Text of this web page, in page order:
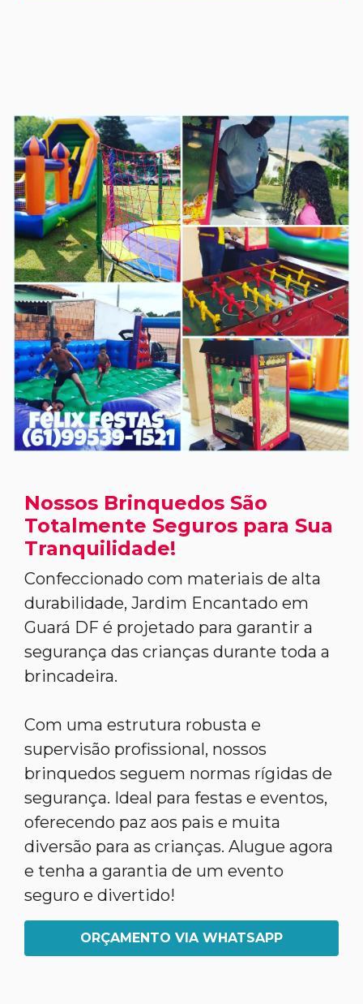
Nossos Brinquedos São
Totalmente Seguros para Sua
Tranquilidade!
Confeccionado com materiais de alta
durabilidade, Jardim Encantado em
Guará DF é projetado para garantir a
segurança das crianças durante toda a
brincadeira.
Com uma estrutura robusta e
supervisão profissional, nossos
brinquedos seguem normas rígidas de
segurança. Ideal para festas e eventos,
oferecendo paz aos pais e muita
diversão para as crianças. Alugue agora
e tenha a garantia de um evento
seguro e divertido!
ORÇAMENTO VIA WHATSAPP